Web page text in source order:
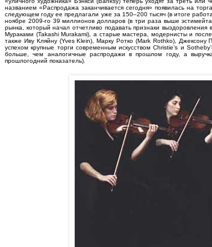
названием «Распродажа заканчивается сегодня» появилась на
следующем году ее предлагали уже за 150–200 тысяч (в итоге
ноябре 2009-го 39 миллионов долларов (в три раза выше
рынка, который начал отчетливо подавать признаки
Мураками (Takashi Murakami), а старые мастера, модернисты и
также Иву Кляйну (Yves Klein), Марку Ротко (Mark Rothko),
успехом крупные торги современным искусством Christie’s и
больше, чем аналогичные распродажи в прошлом году, а
прошлогодний показатель).